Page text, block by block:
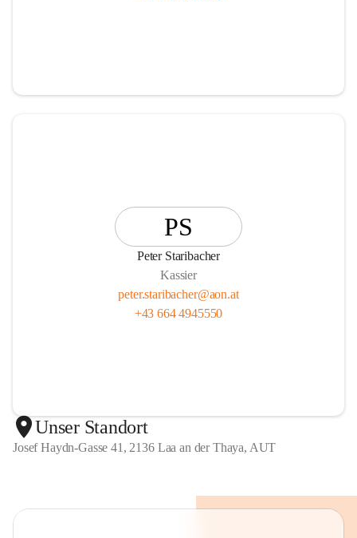
PS
Peter Staribacher
Kassier
peter.staribacher@aon.at
+43 664 4945550
Unser Standort
Josef Haydn-Gasse 41, 2136 Laa an der Thaya, AUT